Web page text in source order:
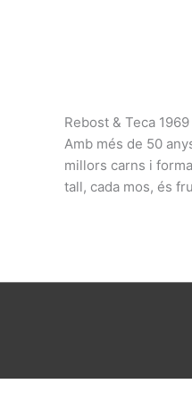
Rebost & Teca
Amb més de 50
millors carns i
tall, cada mos, és